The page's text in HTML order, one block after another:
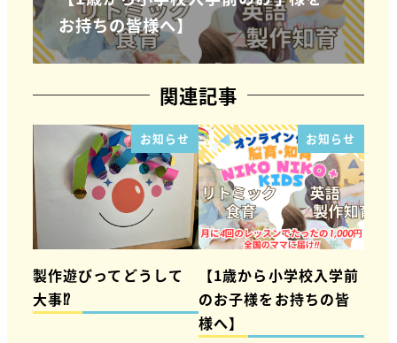
お持ちの皆様へ】
関連記事
お知らせ
製作遊びってどうして
大事⁉
お知らせ
【1歳から小学校入学前
のお子様をお持ちの皆
様へ】